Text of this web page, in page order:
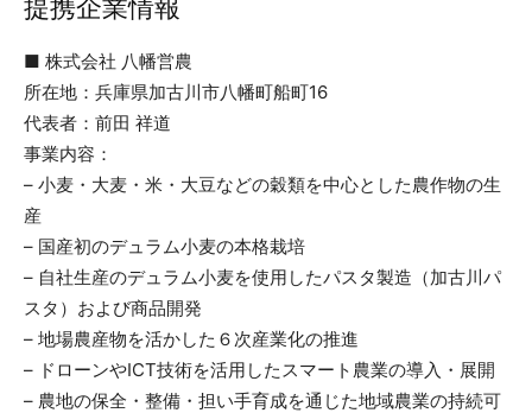
提携企業情報
■ 株式会社 八幡営農
所在地：兵庫県加古川市八幡町船町16
代表者：前田 祥道
事業内容：
– 小麦・大麦・米・大豆などの穀類を中心とした農作物の生
産
– 国産初のデュラム小麦の本格栽培
– 自社生産のデュラム小麦を使用したパスタ製造（加古川パ
スタ）および商品開発
– 地場農産物を活かした６次産業化の推進
– ドローンやICT技術を活用したスマート農業の導入・展開
– 農地の保全・整備・担い手育成を通じた地域農業の持続可